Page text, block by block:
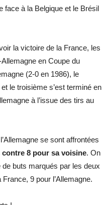
face à la Belgique et le Brésil
la victoire de la France, les
en Coupe du
(2-0 en 1986), le
le troisième s’est terminé en
à l’issue des tirs au
se sont affrontées
contre 8 pour sa voisine. On
de buts marqués par les deux
9 pour l’Allemagne.